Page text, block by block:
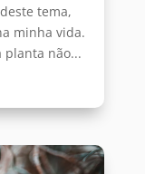
tema,
minha vida.
planta não...